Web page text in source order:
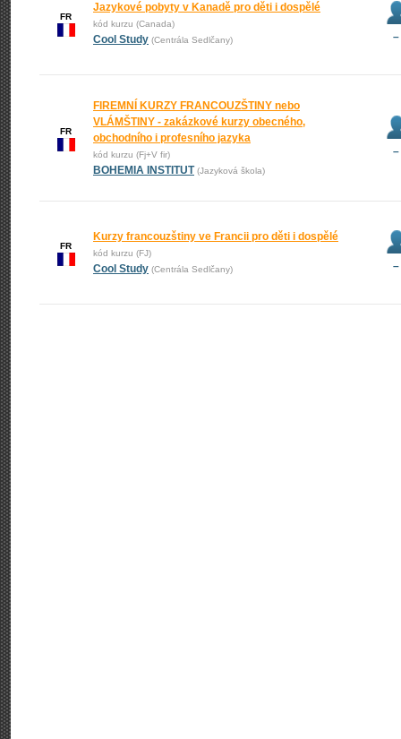
FR
Jazykové pobyty v Kanadě pro děti i dospělé
kód kurzu (Canada)
Cool Study (Centrála Sedlčany) –
FR
FIREMNÍ KURZY FRANCOUZŠTINY nebo
VLÁMŠTINY - zakázkové kurzy obecného,
obchodního i profesního jazyka
kód kurzu (Fj+V fir)
BOHEMIA INSTITUT (Jazyková škola)
–
FR
Kurzy francouzštiny ve Francii pro děti i dospělé
kód kurzu (FJ)
Cool Study (Centrála Sedlčany) –